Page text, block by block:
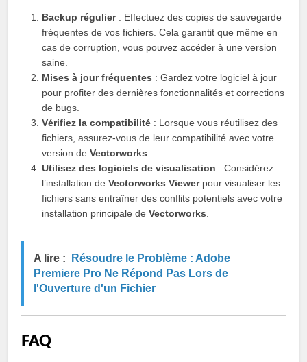
Backup régulier: Effectuez des copies de sauvegarde
fréquentes de vos fichiers. Cela garantit que même en
cas de corruption, vous pouvez accéder à une version
saine.
Mises à jour fréquentes : Gardez votre logiciel à jour
pour profiter des dernières fonctionnalités et corrections
de bugs.
Vérifiez la compatibilité : Lorsque vous réutilisez des
fichiers, assurez-vous de leur compatibilité avec votre
version deVectorworks
Utilisez des logiciels de visualisation : Considérez
l’installation deVectorworks Viewerpour visualiser les
fichiers sans entraîner des conflits potentiels avec votre
installation principale deVectorworks
A lire :
Résoudre le Problème : Adobe
Premiere Pro Ne Répond Pas Lors de
l'Ouverture d'un Fichier
FAQ